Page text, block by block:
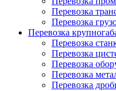
Перевозка
Перевозка
Перевозка
Перевозка
Перевозка
Перевозка
Перевозка
Перевозка